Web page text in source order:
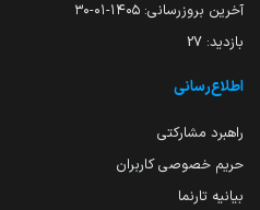
آخرین بروزرسانی: ۱۴۰۵-۰۱-۳۰
بازدید: 27
اطلاع‌رسانی
راهبرد مشارکتی
حریم خصوصی کاربران
بیانیه تارنما